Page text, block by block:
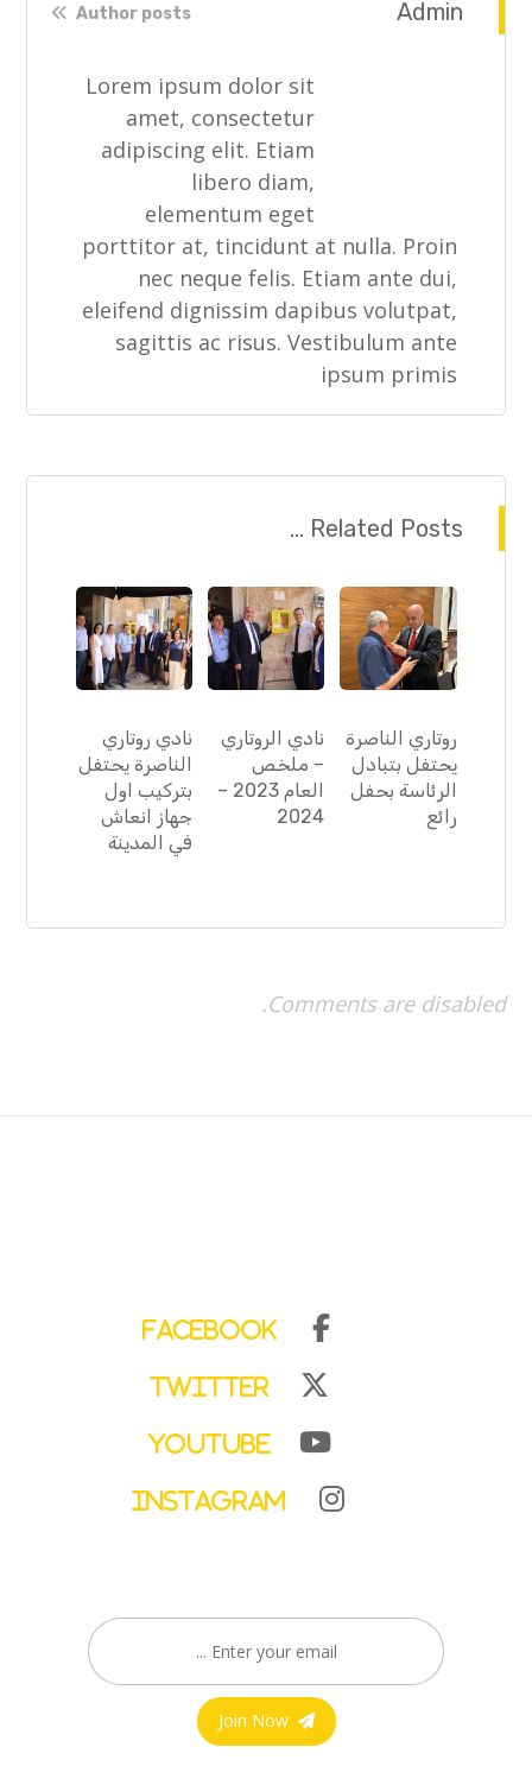
Admin
Author posts
Lorem ipsum dolor sit
amet, consectetur
adipiscing elit. Etiam
libero diam,
elementum eget
porttitor at, tincidunt at nulla. Proin
nec neque felis. Etiam ante dui,
eleifend dignissim dapibus volutpat,
sagittis ac risus. Vestibulum ante
ipsum primis
Related Posts ...
روتاري الناصرة
يحتفل بتبادل
الرئاسة بحفل
رائع
نادي الروتاري
– ملخص
العام 2023 –
2024
نادي روتاري
الناصرة يحتفل
بتركيب اول
جهاز انعاش
في المدينة
Comments are disabled.
Facebook
Twitter
YouTube
Instagram
Join Now